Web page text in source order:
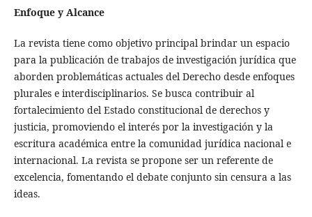
Enfoque y Alcance
La revista tiene como objetivo principal brindar un espacio
para la publicación de trabajos de investigación jurídica que
aborden problemáticas actuales del Derecho desde enfoques
plurales e interdisciplinarios. Se busca contribuir al
fortalecimiento del Estado constitucional de derechos y
justicia, promoviendo el interés por la investigación y la
escritura académica entre la comunidad jurídica nacional e
internacional. La revista se propone ser un referente de
excelencia, fomentando el debate conjunto sin censura a las
ideas.